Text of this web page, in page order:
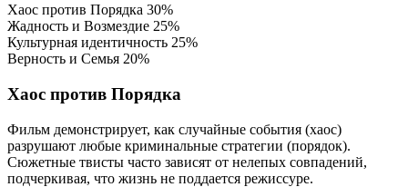
Хаос против Порядка 30%
Жадность и Возмездие 25%
Культурная идентичность 25%
Верность и Семья 20%
Хаос против Порядка
Фильм демонстрирует, как случайные события (хаос)
разрушают любые криминальные стратегии (порядок).
Сюжетные твисты часто зависят от нелепых совпадений,
подчеркивая, что жизнь не поддается режиссуре.